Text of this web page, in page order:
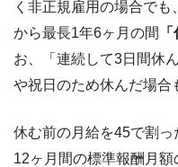
く非正規雇用の場合で
から最長1年6ヶ月の間
お、「連続して3日間休
や祝日のため休んだ場合
休む前の月給を45で割
12ヶ月間の標準報酬月